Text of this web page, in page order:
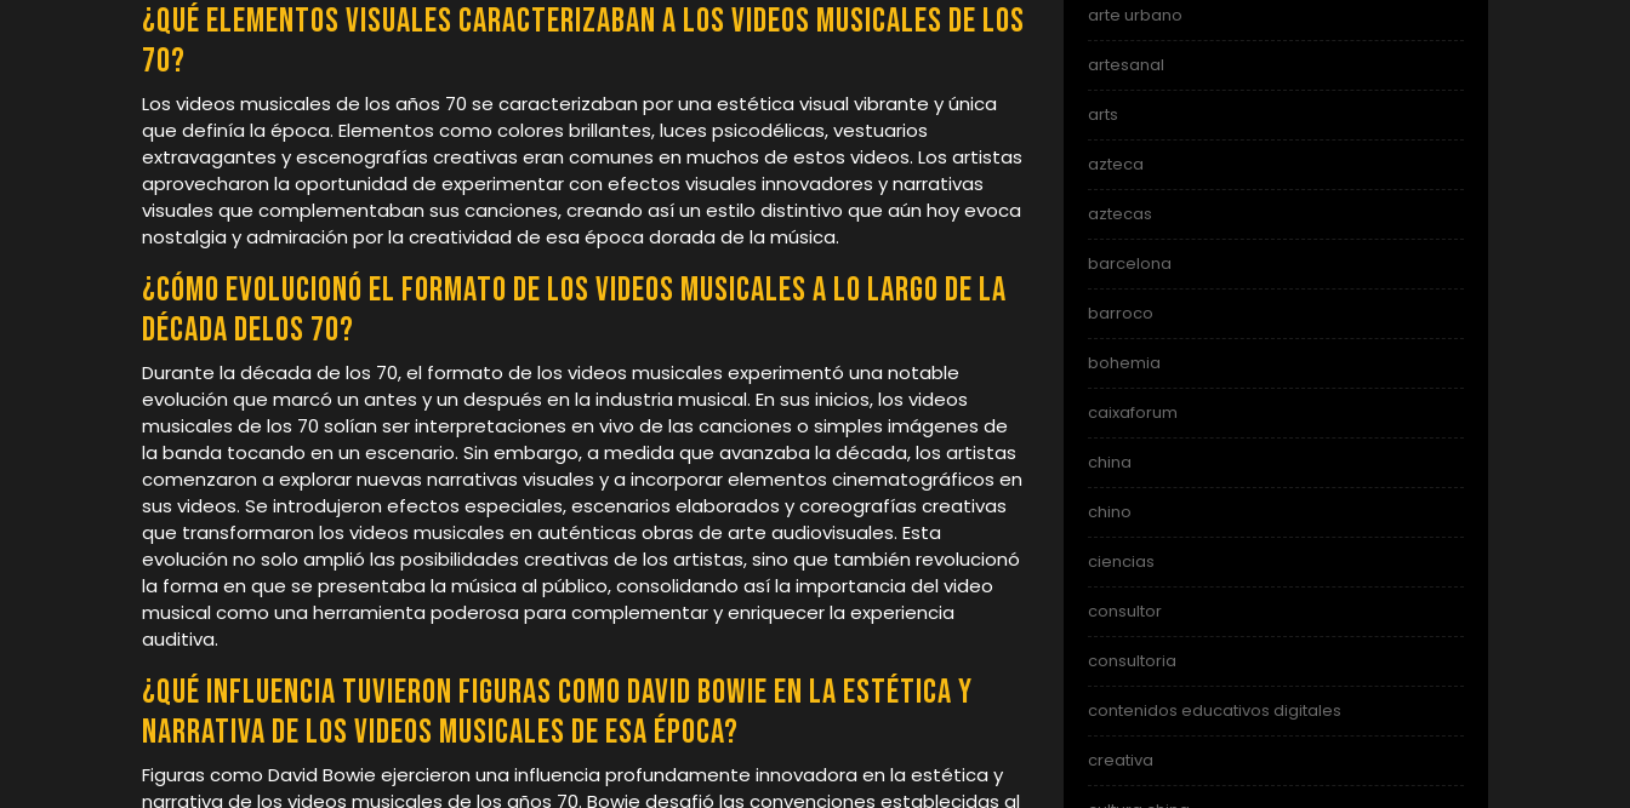
¿Qué elementos visuales caracterizaban a los videos musicales de los
70?
Los videos musicales de los años 70 se caracterizaban por una estética visual vibrante y única
que definía la época. Elementos como colores brillantes, luces psicodélicas, vestuarios
extravagantes y escenografías creativas eran comunes en muchos de estos videos. Los artistas
aprovecharon la oportunidad de experimentar con efectos visuales innovadores y narrativas
visuales que complementaban sus canciones, creando así un estilo distintivo que aún hoy evoca
nostalgia y admiración por la creatividad de esa época dorada de la música.
¿Cómo evolucionó el formato de los videos musicales a lo largo de la
década delos 70?
Durante la década de los 70, el formato de los videos musicales experimentó una notable
evolución que marcó un antes y un después en la industria musical. En sus inicios, los videos
musicales de los 70 solían ser interpretaciones en vivo de las canciones o simples imágenes de
la banda tocando en un escenario. Sin embargo, a medida que avanzaba la década, los artistas
comenzaron a explorar nuevas narrativas visuales y a incorporar elementos cinematográficos en
sus videos. Se introdujeron efectos especiales, escenarios elaborados y coreografías creativas
que transformaron los videos musicales en auténticas obras de arte audiovisuales. Esta
evolución no solo amplió las posibilidades creativas de los artistas, sino que también revolucionó
la forma en que se presentaba la música al público, consolidando así la importancia del video
musical como una herramienta poderosa para complementar y enriquecer la experiencia
auditiva.
¿Qué influencia tuvieron figuras como David Bowie en la estética y
narrativa de los videos musicales de esa época?
Figuras como David Bowie ejercieron una influencia profundamente innovadora en la estética y
narrativa de los videos musicales de los años 70. Bowie desafió las convenciones establecidas al
arte urbano
artesanal
arts
azteca
aztecas
barcelona
barroco
bohemia
caixaforum
china
chino
ciencias
consultor
consultoria
contenidos educativos digitales
creativa